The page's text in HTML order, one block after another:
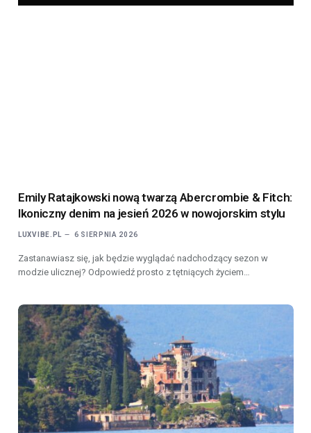
Emily Ratajkowski nową twarzą Abercrombie & Fitch:
Ikoniczny denim na jesień 2026 w nowojorskim stylu
LUXVIBE.PL 6 SIERPNIA 2026
Zastanawiasz się, jak będzie wyglądać nadchodzący sezon w
modzie ulicznej? Odpowiedź prosto z tętniących życiem…